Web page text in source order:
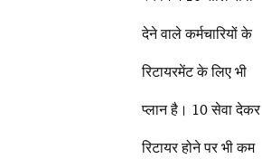
देने वाले कर्मचारियों के
रिटायरमेंट के लिए भी
प्लान है। 10 सेवा देकर
रिटायर होने पर भी कम